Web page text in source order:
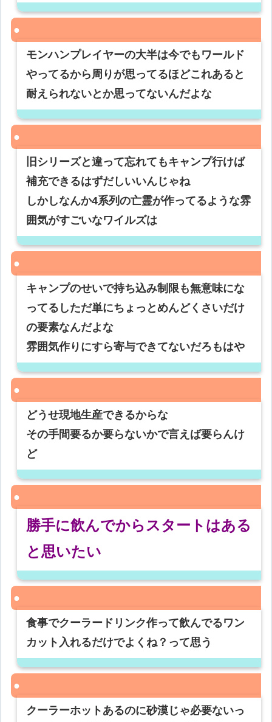
モンハンプレイヤーの大半は今でもワールド
やってるから周りが思ってるほどこれあると
耐えられないとか思ってないんだよな
旧シリーズと違って忘れてもキャンプ行けば
補充できるはずだしいいんじゃね
しかしなんか4系列の亡霊が作ってるような雰
囲気がすごいなワイルズは
キャンプのせいで持ち込み制限も無意味にな
ってるしただ単にちょっとめんどくさいだけ
の要素なんだよな
雰囲気作りにすら寄与できてないだろもはや
どうせ現地生産できるからな
その手間要るか要らないかで言えば要らんけ
ど
勝手に飲んでからスタートはある
と思いたい
食事でクーラードリンク作って飲んでるワン
カット入れるだけでよくね？って思う
クーラーホットあるのに砂漠じゃ必要ないっ